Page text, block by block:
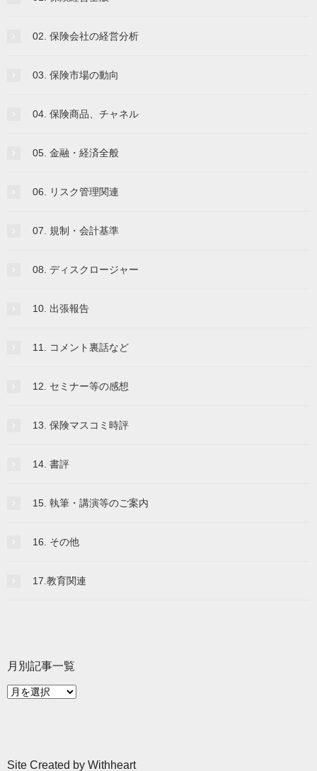
02. 保険会社の経営分析
03. 保険市場の動向
04. 保険商品、チャネル
05. 金融・経済全般
06. リスク管理関連
07. 規制・会計基準
08. ディスクロージャー
10. 出張報告
11. コメント裏話など
12. セミナー等の感想
13. 保険マスコミ時評
14. 書評
15. 執筆・講演等のご案内
16. その他
17.教育関連
月別記事一覧
月
Site Created by Withheart